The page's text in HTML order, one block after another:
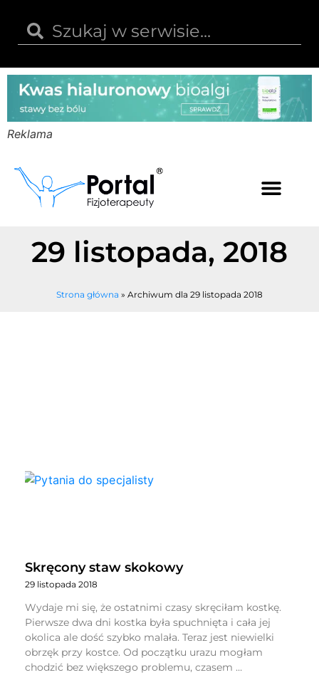
Reklama
29 listopada, 2018
Strona główna » Archiwum dla 29 listopada 2018
Skręcony staw skokowy
29 listopada 2018
Wydaje mi się, że ostatnimi czasy skręciłam kostkę.
Pierwsze dwa dni kostka była spuchnięta i cała jej
okolica ale dość szybko malała. Teraz jest niewielki
obrzęk przy kostce. Od początku urazu mogłam
chodzić bez większego problemu, czasem …